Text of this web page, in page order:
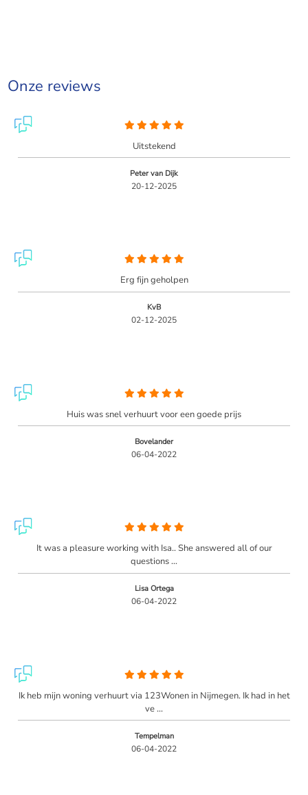
Onze reviews
Uitstekend
Peter van Dijk
20-12-2025
Erg fijn geholpen
KvB
02-12-2025
Huis was snel verhuurt voor een goede prijs
Bovelander
06-04-2022
It was a pleasure working with Isa.. She answered all of our
questions ...
Lisa Ortega
06-04-2022
Ik heb mijn woning verhuurt via 123Wonen in Nijmegen. Ik had in het
ve ...
Tempelman
06-04-2022